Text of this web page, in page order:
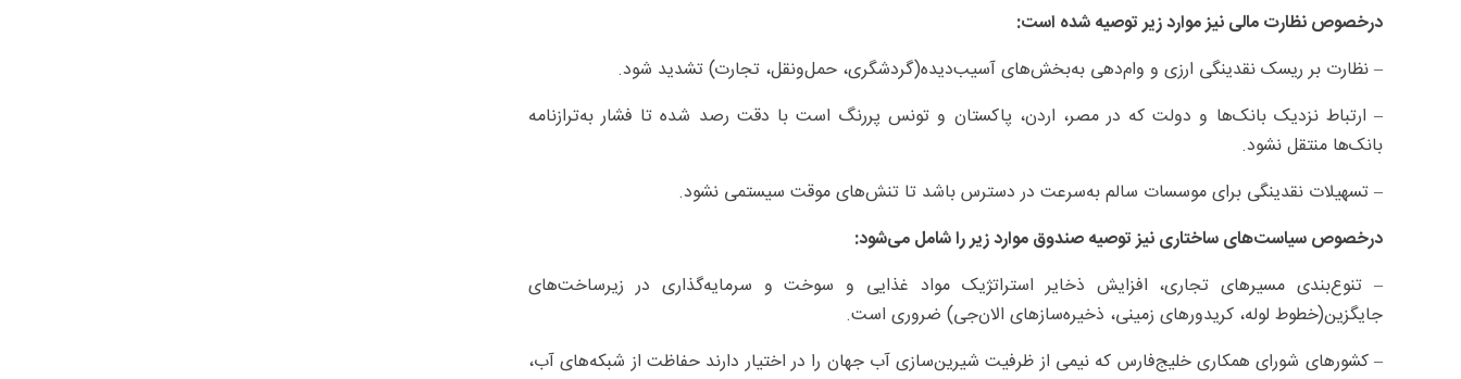
درخصوص نظارت مالی نیز موارد زیر توصیه شده است:
– نظارت بر ریسک نقدینگی ارزی و وام‌دهی به‌بخش‌های آسیب‌دیده(گردشگری، حمل‌ونقل، تجارت) تشدید شود.
– ارتباط نزدیک بانک‌ها و دولت که در مصر، اردن، پاکستان و تونس پررنگ است با دقت رصد شده تا فشار به‌ترازنامه
بانک‌ها منتقل نشود.
– تسهیلات نقدینگی برای موسسات سالم به‌سرعت در دسترس باشد تا تنش‌های موقت سیستمی نشود.
درخصوص سیاست‌های ساختاری نیز توصیه صندوق موارد زیر را شامل می‌شود:
– تنوع‌بندی مسیرهای تجاری، افزایش ذخایر استراتژیک مواد غذایی و سوخت و سرمایه‌گذاری در زیرساخت‌های
جایگزین(خطوط لوله، کریدورهای زمینی، ذخیره‌سازهای الان‌جی) ضروری است.
– کشورهای شورای همکاری خلیج‌فارس که نیمی از ظرفیت شیرین‌سازی آب جهان را در اختیار دارند حفاظت از شبکه‌های آب،